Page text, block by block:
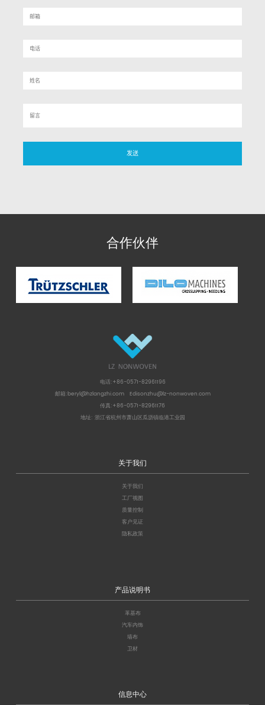
合作伙伴
电话:+86-0571-82961196
邮箱:beryl@hzlangzhi.com
Edisonzhu@lz-nonwoven.com
传真:+86-0571-82961176
地址: 浙江省杭州市萧山区瓜沥镇临港工业园
关于我们
关于我们
工厂视图
质量控制
客户见证
隐私政策
产品说明书
革基布
汽车内饰
墙布
卫材
信息中心